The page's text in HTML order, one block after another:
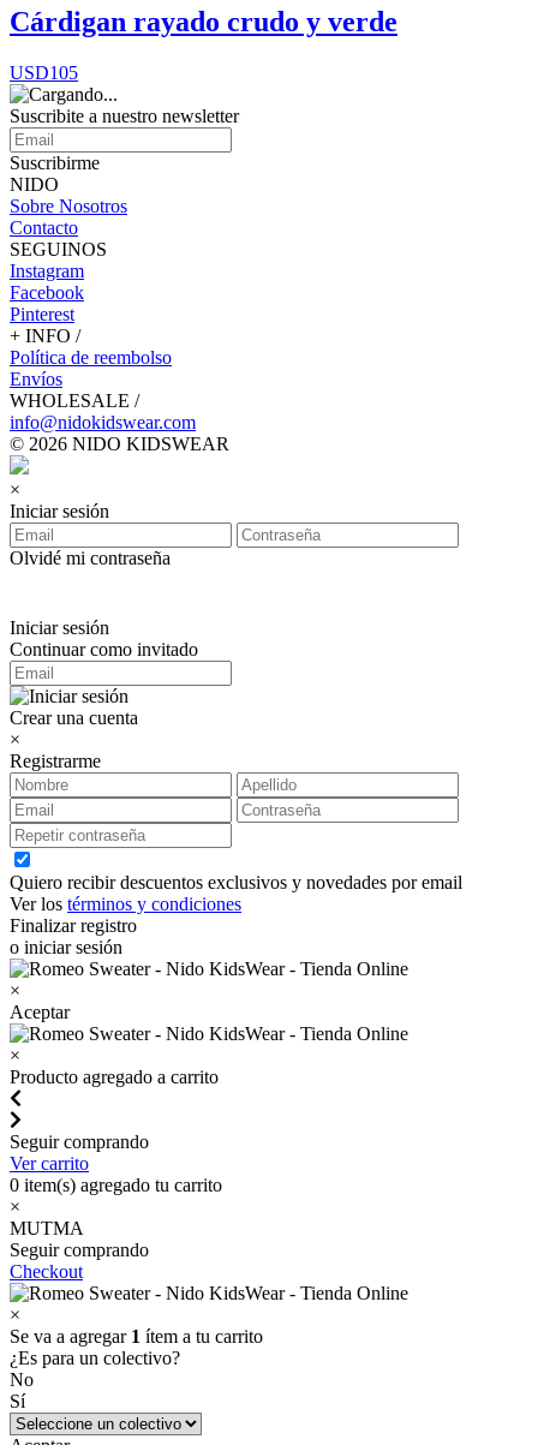
Cárdigan rayado crudo y verde
USD105
Suscribite a nuestro newsletter
Suscribirme
NIDO
Sobre Nosotros
Contacto
SEGUINOS
Instagram
Facebook
Pinterest
+ INFO /
Política de reembolso
Envíos
WHOLESALE /
info@nidokidswear.com
© 2026 NIDO KIDSWEAR
×
Iniciar sesión
Olvidé mi contraseña
Iniciar sesión
Continuar como invitado
Crear una cuenta
×
Registrarme
Quiero recibir descuentos exclusivos y novedades por email
Ver los términos y condiciones
Finalizar registro
o iniciar sesión
×
Aceptar
×
Producto agregado a carrito
Seguir comprando
Ver carrito
0 item(s) agregado tu carrito
×
MUTMA
Seguir comprando
Checkout
×
Se va a agregar 1 ítem a tu carrito
¿Es para un colectivo?
No
Sí